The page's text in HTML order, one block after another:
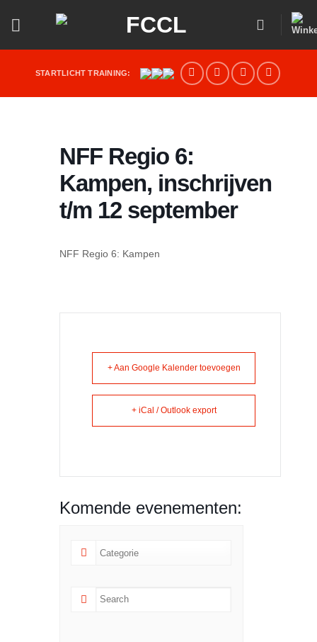
STARTLICHT TRAINING:
NFF Regio 6:
Kampen, inschrijven
t/m 12 september
NFF Regio 6: Kampen
+ Aan Google Kalender toevoegen
+ iCal / Outlook export
Komende evenementen: